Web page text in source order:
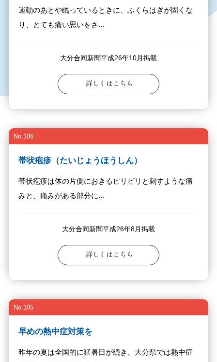
運動のあとや眠っているときに、ふくらはぎが固くな
り、とても痛い思いをさ...
大分合同新聞平成26年10月掲載
詳しくはこちら
帯状疱疹（たいじょうほうしん）
帯状疱疹は体の片側におきるピリピリと刺すような痛
みと、痛みがある部分に...
大分合同新聞平成26年8月掲載
詳しくはこちら
No.106
早めの熱中症対策を
昨年の夏は全国的に猛暑日が続き、大分県では熱中症
No.105